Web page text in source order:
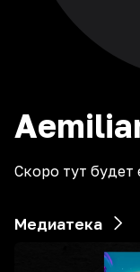
Скоро тут
Медиатека